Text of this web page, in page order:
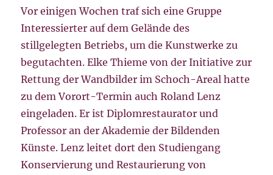
Vor einigen Wochen traf sich eine Gruppe
Interessierter auf dem Gelände des
stillgelegten Betriebs, um die Kunstwerke zu
begutachten. Elke Thieme von der Initiative zur
Rettung der Wandbilder im Schoch-Areal hatte
zu dem Vorort-Termin auch Roland Lenz
eingeladen. Er ist Diplomrestaurator und
Professor an der Akademie der Bildenden
Künste. Lenz leitet dort den Studiengang
Konservierung und Restaurierung von